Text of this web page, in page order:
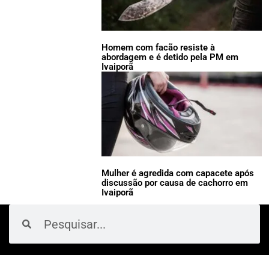
Homem com facão resiste à
abordagem e é detido pela PM em
Ivaiporã
Mulher é agredida com capacete após
discussão por causa de cachorro em
Ivaiporã